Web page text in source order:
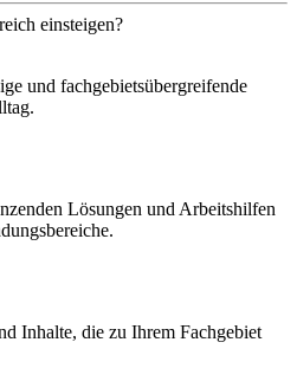
einsteigen?
und fachgebietsübergreifende
Lösungen und Arbeitshilfen
Inhalte, die zu Ihrem Fachgebiet